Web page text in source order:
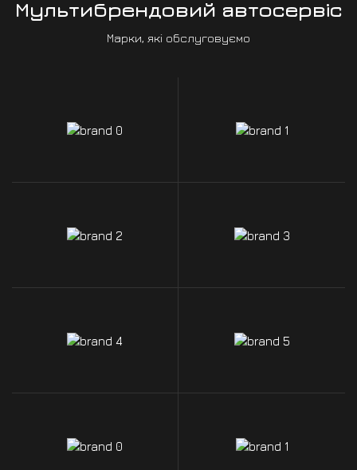
Мультибрендовий автосервіс
Марки, які обслуговуємо